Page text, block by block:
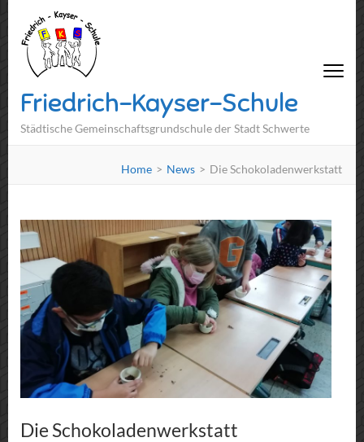
Friedrich-Kayser-Schule
Städtische Gemeinschaftsgrundschule der Stadt Schwerte
Home > News > Die Schokoladenwerkstatt
Die Schokoladenwerkstatt